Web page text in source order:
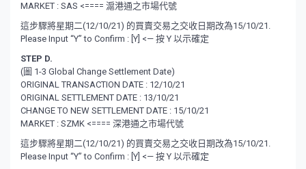
MARKET : SAS <==== 滬港通之市場代號
這步驟將星期二(12/10/21) 的買賣交易之交收日期改為15/10/21.
Please Input “Y” to Confirm : [Y] <— 按 Y 以示確定
STEP D.
(圖 1-3 Global Change Settlement Date)
ORIGINAL TRANSACTION DATE : 12/10/21
ORIGINAL SETTLEMENT DATE : 13/10/21
CHANGE TO NEW SETTLEMENT DATE : 15/10/21
MARKET : SZMK <==== 深港通之市場代號
這步驟將星期二(12/10/21) 的買賣交易之交收日期改為15/10/21.
Please Input “Y” to Confirm : [Y] <— 按 Y 以示確定